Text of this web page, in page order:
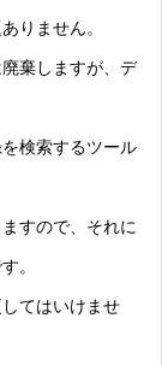
りません。
棄しますが、デ
検索するツール
すので、それに
。
てはいけませ